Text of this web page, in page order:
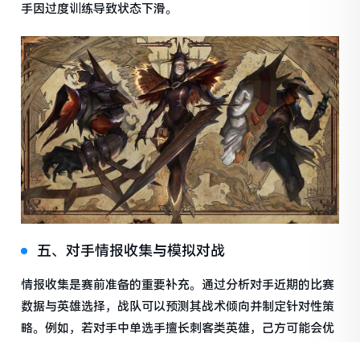
手因过度训练导致状态下滑。
五、对手情报收集与模拟对战
情报收集是赛前准备的重要补充。通过分析对手近期的比赛
数据与英雄选择，战队可以预测其战术倾向并制定针对性策
略。例如，若对手中单选手擅长刺客类英雄，己方可能会优